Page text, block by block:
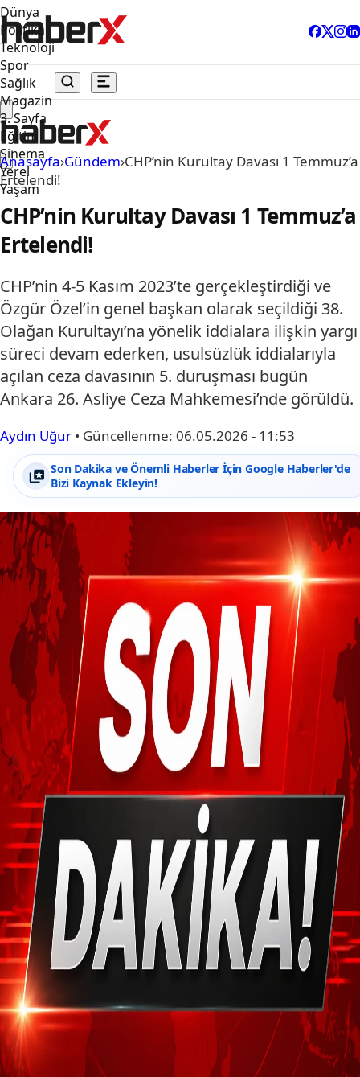
Dünya
Politika
Teknoloji
Spor
Sağlık
Magazin
3. Sayfa
Eğitim
Sinema
Yerel
Yaşam
Anasayfa›Gündem›CHP’nin Kurultay Davası 1 Temmuz’a
Ertelendi!
CHP’nin Kurultay Davası 1 Temmuz’a
Ertelendi!
CHP’nin 4-5 Kasım 2023’te gerçekleştirdiği ve
Özgür Özel’in genel başkan olarak seçildiği 38.
Olağan Kurultayı’na yönelik iddialara ilişkin yargı
süreci devam ederken, usulsüzlük iddialarıyla
açılan ceza davasının 5. duruşması bugün
Ankara 26. Asliye Ceza Mahkemesi’nde görüldü.
Aydın Uğur • Güncellenme: 06.05.2026 - 11:53
Son Dakika ve Önemli Haberler İçin Google Haberler'de
Bizi Kaynak Ekleyin!